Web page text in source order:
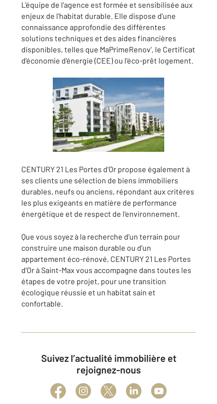
L'équipe de l'agence est formée et sensibilisée aux
enjeux de l'habitat durable. Elle dispose d'une
connaissance approfondie des différentes
solutions techniques et des aides financières
disponibles, telles que MaPrimeRenov', le Certificat
d'économie d'énergie (CEE) ou l'éco-prêt logement.
CENTURY 21 Les Portes d'Or propose également à
ses clients une sélection de biens immobiliers
durables, neufs ou anciens, répondant aux critères
les plus exigeants en matière de performance
énergétique et de respect de l'environnement.
Que vous soyez à la recherche d'un terrain pour
construire une maison durable ou d'un
appartement éco-rénové, CENTURY 21 Les Portes
d'Or à Saint-Max vous accompagne dans toutes les
étapes de votre projet, pour une transition
écologique réussie et un habitat sain et
confortable.
Suivez l’actualité immobilière et
rejoignez-nous